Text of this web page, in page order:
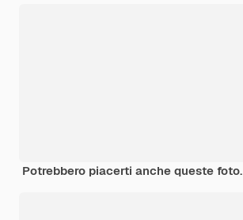
Potrebbero piacerti anche queste foto.